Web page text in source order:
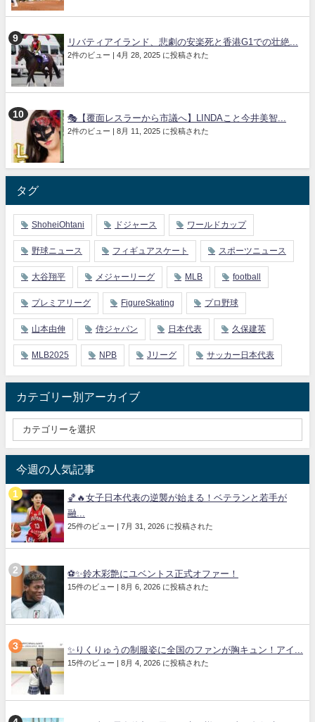
リバティアイランド、悲劇の安楽死と香港G1での壮絶...
2件のビュー 4月 28, 2025 に投稿された
🎭【覆面レスラーから市議へ】LINDAこと今井美智...
2件のビュー 8月 11, 2025 に投稿された
タグ
ShoheiOhtani ドジャース ワールドカップ
野球ニュース フィギュアスケート スポーツニュース
大谷翔平 メジャーリーグ MLB football
プレミアリーグ FigureSkating プロ野球
山本由伸 侍ジャパン 日本代表 久保建英
MLB2025 NPB Jリーグ サッカー日本代表
カテゴリー別アーカイブ
今週の人気記事
🏀🔥女子日本代表の逆襲が始まる！ベテランと若手が
融...
25件のビュー | 7月 31, 2026 に投稿された
⚽✨鈴木彩艶にユベントス正式オファー！
15件のビュー | 8月 6, 2026 に投稿された
✨りくりゅうの制服姿に全国のファンが胸キュン！アイ...
15件のビュー | 8月 4, 2026 に投稿された